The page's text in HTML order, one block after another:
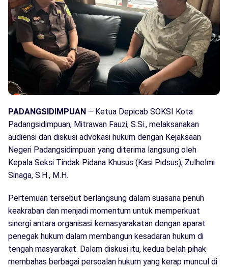
PADANGSIDIMPUAN – Ketua Depicab SOKSI Kota
Padangsidimpuan, Mitrawan Fauzi, S.Si., melaksanakan
audiensi dan diskusi advokasi hukum dengan Kejaksaan
Negeri Padangsidimpuan yang diterima langsung oleh
Kepala Seksi Tindak Pidana Khusus (Kasi Pidsus), Zulhelmi
Sinaga, S.H., M.H.
Pertemuan tersebut berlangsung dalam suasana penuh
keakraban dan menjadi momentum untuk memperkuat
sinergi antara organisasi kemasyarakatan dengan aparat
penegak hukum dalam membangun kesadaran hukum di
tengah masyarakat. Dalam diskusi itu, kedua belah pihak
membahas berbagai persoalan hukum yang kerap muncul di